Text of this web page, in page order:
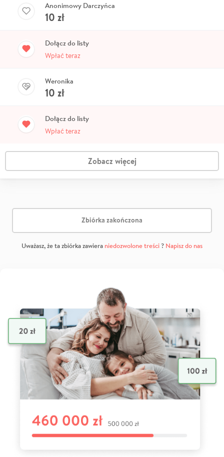
Anonimowy Darczyńca
10 zł
Dołącz do listy
Wpłać teraz
Weronika
10 zł
Dołącz do listy
Wpłać teraz
Zobacz więcej
Zbiórka zakończona
Uważasz, że ta zbiórka zawiera niedozwolone treści? Napisz do nas